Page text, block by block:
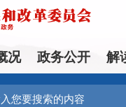
况 政务公开 解